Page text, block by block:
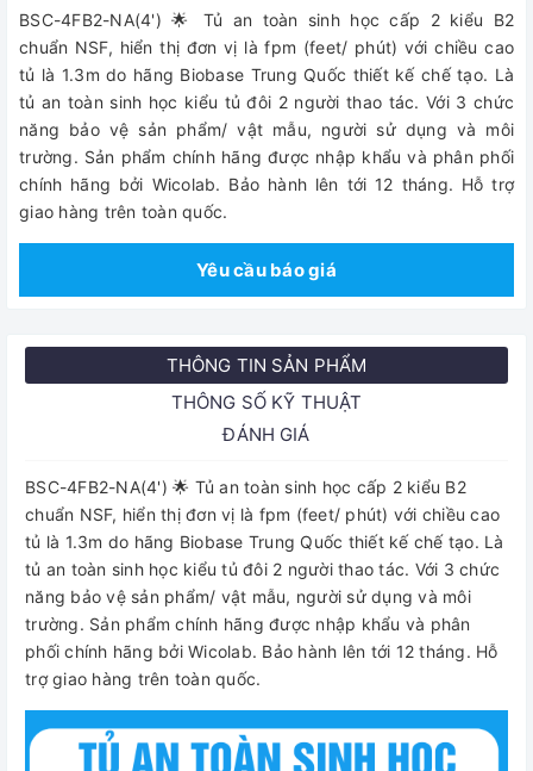
BSC-4FB2-NA(4') 🌟 Tủ an toàn sinh học cấp 2 kiểu B2
chuẩn NSF, hiển thị đơn vị là fpm (feet/ phút) với chiều cao
tủ là 1.3m do hãng Biobase Trung Quốc thiết kế chế tạo. Là
tủ an toàn sinh học kiểu tủ đôi 2 người thao tác. Với 3 chức
năng bảo vệ sản phẩm/ vật mẫu, người sử dụng và môi
trường. Sản phẩm chính hãng được nhập khẩu và phân phối
chính hãng bởi Wicolab. Bảo hành lên tới 12 tháng. Hỗ trợ
giao hàng trên toàn quốc.
Yêu cầu báo giá
THÔNG TIN SẢN PHẨM
THÔNG SỐ KỸ THUẬT
ĐÁNH GIÁ
BSC-4FB2-NA(4') 🌟 Tủ an toàn sinh học cấp 2 kiểu B2
chuẩn NSF, hiển thị đơn vị là fpm (feet/ phút) với chiều cao
tủ là 1.3m do hãng Biobase Trung Quốc thiết kế chế tạo. Là
tủ an toàn sinh học kiểu tủ đôi 2 người thao tác. Với 3 chức
năng bảo vệ sản phẩm/ vật mẫu, người sử dụng và môi
trường. Sản phẩm chính hãng được nhập khẩu và phân
phối chính hãng bởi Wicolab. Bảo hành lên tới 12 tháng. Hỗ
trợ giao hàng trên toàn quốc.